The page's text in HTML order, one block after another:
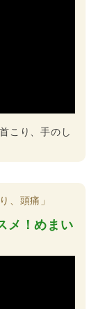
こり、手のし
頭痛」
メ！めまい